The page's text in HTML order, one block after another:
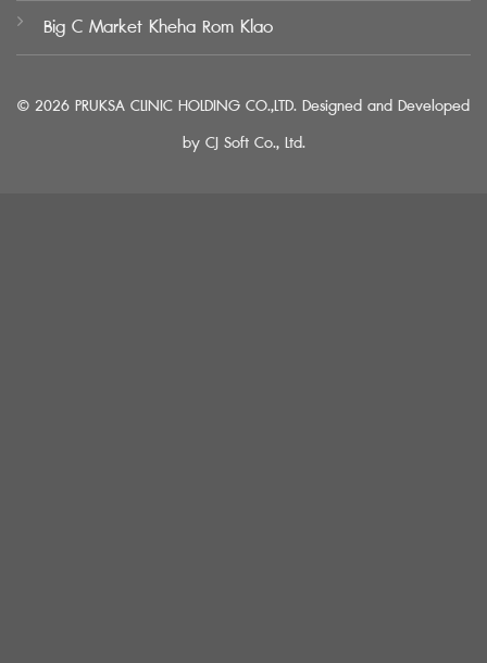
Big C Market Kheha Rom Klao
© 2026 PRUKSA CLINIC HOLDING CO.,LTD. Designed and Developed
by CJ Soft Co., Ltd.